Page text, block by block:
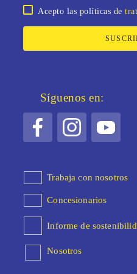
Acepto las políticas de
Síguenos en:
Trabaja con nosotros
Concesionarios
Informe de
Nosotros